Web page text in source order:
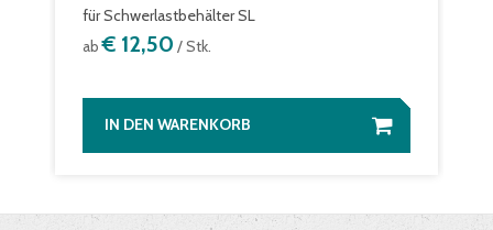
für Schwerlastbehälter SL
ab€ 12,50 / Stk.
IN DEN WARENKORB